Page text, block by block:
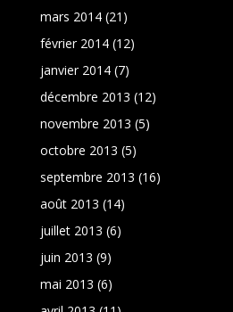
mars 2014(21)
février 2014(12)
janvier 2014(7)
décembre 2013 (12)
novembre 2013 (5)
octobre 2013 (5)
septembre 2013 (16)
août 2013 (14)
juillet 2013 (6)
juin 2013 (9)
mai 2013 (6)